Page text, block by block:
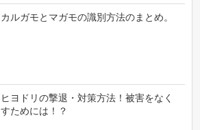
カルガモとマガモの識別方法のまとめ。
ヒヨドリの撃退・対策方法！被害をなく
すためには！？